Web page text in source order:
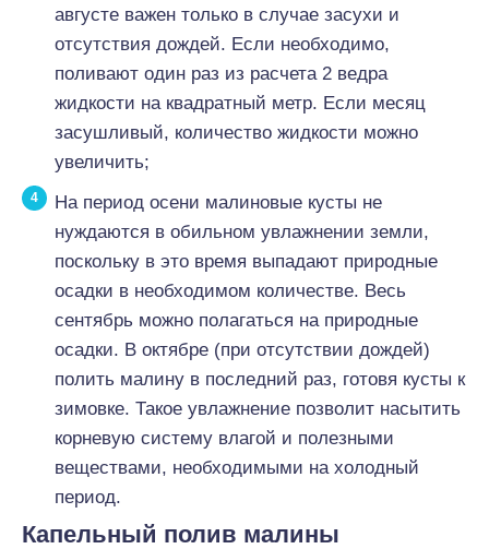
августе важен только в случае засухи и
отсутствия дождей. Если необходимо,
поливают один раз из расчета 2 ведра
жидкости на квадратный метр. Если месяц
засушливый, количество жидкости можно
увеличить;
На период осени малиновые кусты не
нуждаются в обильном увлажнении земли,
поскольку в это время выпадают природные
осадки в необходимом количестве. Весь
сентябрь можно полагаться на природные
осадки. В октябре (при отсутствии дождей)
полить малину в последний раз, готовя кусты к
зимовке. Такое увлажнение позволит насытить
корневую систему влагой и полезными
веществами, необходимыми на холодный
период.
Капельный полив малины